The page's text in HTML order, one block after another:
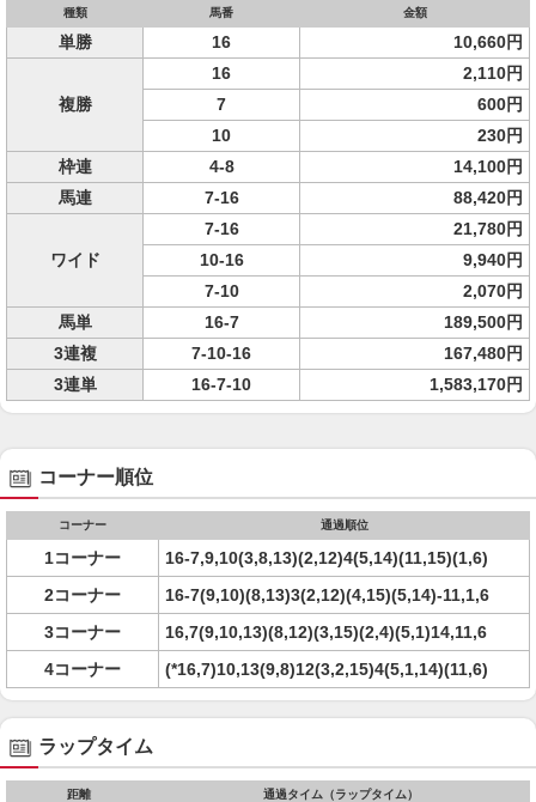
種類 馬番 金額
単勝 16 10,660円
複勝
16
2,110円
7
600円
10
230円
枠連
4-8
14,100円
馬連
7-16 88,420円
ワイド
7-16
21,780円
10-16
9,940円
7-10
2,070円
馬単
16-7
189,500円
3連複
7-10-16
167,480円
3連単
16-7-10 1,583,170円
コーナー順位
コーナー 通過順位
1コーナー
16-7,9,10(3,8,13)(2,12)4(5,14)(11,15)(1,6)
2コーナー
16-7(9,10)(8,13)3(2,12)(4,15)(5,14)-11,1,6
3コーナー
16,7(9,10,13)(8,12)(3,15)(2,4)(5,1)14,11,6
4コーナー
(*16,7)10,13(9,8)12(3,2,15)4(5,1,14)(11,6)
ラップタイム
距離 通過タイム（ラップタイム）